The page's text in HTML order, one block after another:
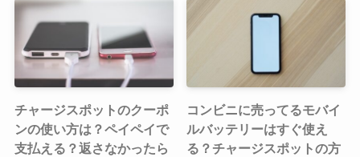
チャージスポットのクーポ
ンの使い方は？ペイペイで
支払える？返さなかったら
コンビニに売ってるモバイ
ルバッテリーはすぐ使え
る？チャージスポットの方